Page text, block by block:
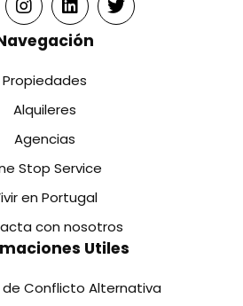
Propiedades
Alquileres
Agencias
Stop Service
en Portugal
con nosotros
Utiles
de Conflicto Alternativa